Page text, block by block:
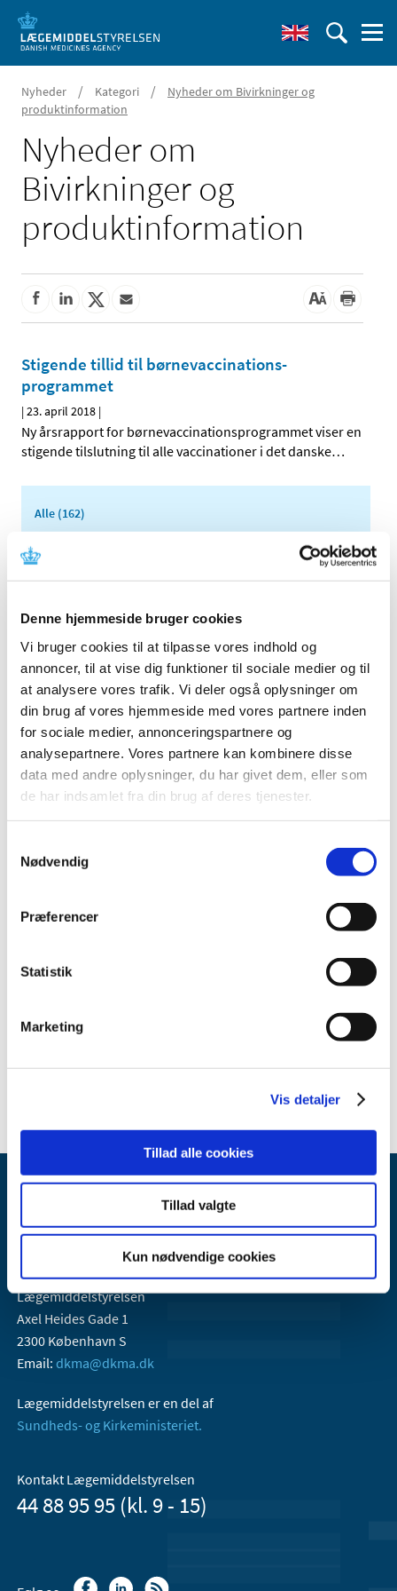
Denne hjemmeside bruger cookies
Vi bruger cookies til at tilpasse vores indhold og
annoncer, til at vise dig funktioner til sociale medier og til
at analysere vores trafik. Vi deler også oplysninger om
din brug af vores hjemmeside med vores partnere inden
for sociale medier, annonceringspartnere og
analysepartnere. Vores partnere kan kombinere disse
data med andre oplysninger, du har givet dem, eller som
de har indsamlet fra din brug af deres tjenester.
Nødvendig
Præferencer
Statistik
Marketing
Vis detaljer
Tillad alle cookies
Tillad valgte
Kun nødvendige cookies
Nyheder / Kategori /
Nyheder om Bivirkninger og
produktinformation
Nyheder om
Bivirkninger og
produktinformation
Stigende tillid til børnevaccinations-
programmet
|23. april 2018 |
Ny årsrapport for børnevaccinationsprogrammet viser en
stigende tilslutning til alle vaccinationer i det danske…
Alle (162)
2026 (5)
2024 (11)
2023 (7)
2022 (2)
2021 (15)
2020 (32)
2018 (25)
december (3)
juli (2)
maj (5)
februar (3)
2017 (24)
2013 (2)
Lægemiddelstyrelsen
Axel Heides Gade 1
2300 København S
Email: dkma@dkma.dk
Lægemiddelstyrelsen er en del af
Sundheds- og Kirkeministeriet.
Kontakt Lægemiddelstyrelsen
44 88 95 95 (kl. 9 - 15)